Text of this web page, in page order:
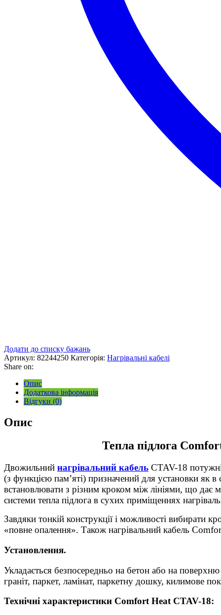
Додати до списку бажань
Артикул: 82244250 Категорія: Нагрівальні кабелі
Share on:
Опис
Додаткова інформація
Відгуки (0)
Опис
Тепла підлога
Двожильний нагрівальний кабель CTAV-18
(з функцією пам’яті) призначений для установки як
встановлювати з різним кроком між лініями, що дає
системи тепла підлога в сухих приміщеннях
Завдяки тонкій конструкції і можливості вибирати
«повне опалення». Також нагрівальний кабель
Установлення.
Укладається безпосередньо на бетон або на
граніт, паркет, ламінат, паркетну дошку, килимове
Технічні характеристики Comfort Heat CTAV-18: